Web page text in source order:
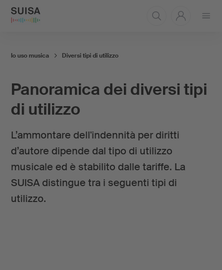
Panoramica dei diversi tipi
di utilizzo
L’ammontare dell'indennità per diritti
d’autore dipende dal tipo di utilizzo
musicale ed è stabilito dalle tariffe. La
SUISA distingue tra i seguenti tipi di
utilizzo.
Io uso musica Diversi tipi di utilizzo